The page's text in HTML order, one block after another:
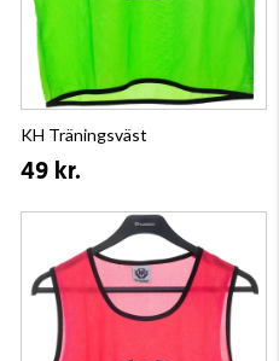
KH Träningsväst
49 kr.